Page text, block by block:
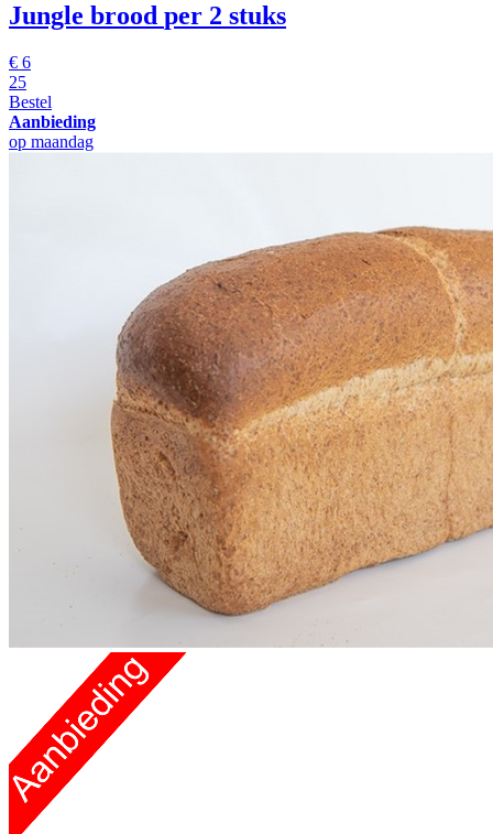
Jungle brood per 2 stuks
€ 6
25
Bestel
Aanbieding
op maandag